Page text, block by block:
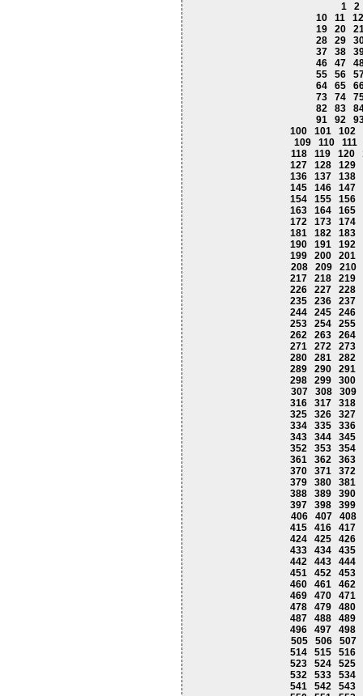
1
2
10
11
12
19
20
28
29
37
38
46
47
55
56
64
65
73
74
82
83
91
92
100
101
102
109
110
111
118
119 120
127
128
129
136
137
138
145
146
147
154
155
156
163
164
165
172
173
174
181
182
183
190
191
192
199
200
201
208
209
210
217
218
219
226
227
228
235
236
237
244
245
246
253
254
255
262
263
264
271
272
273
280
281
282
289
290
291
298
299
300
307
308
309
316
317
318
325
326
327
334
335
336
343
344
345
352
353
354
361
362
363
370
371
372
379
380
381
388
389
390
397
398
399
406
407
408
415
416
417
424
425
426
433
434
435
442
443
444
451
452
453
460
461
462
469
470
471
478
479
480
487
488
489
496
497
498
505
506
507
514
515
516
523
524
525
532
533
534
541
542
543